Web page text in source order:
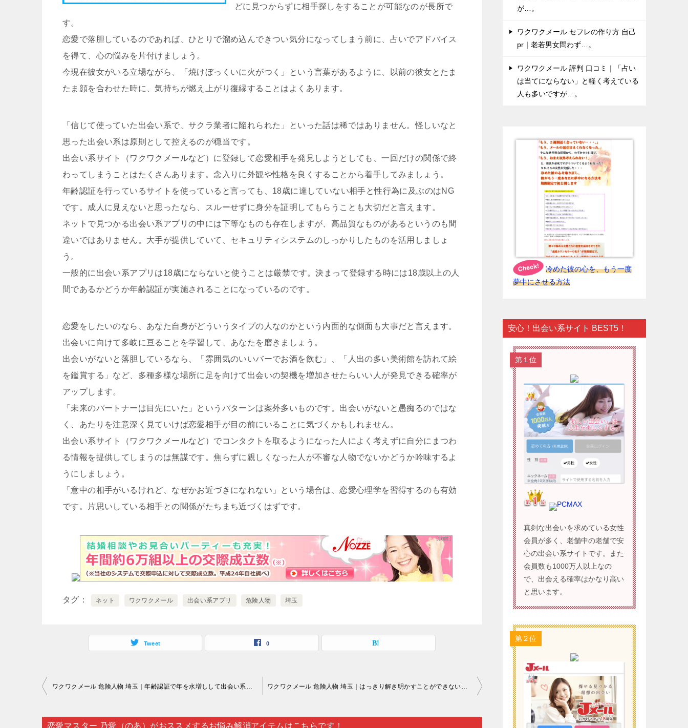
どに見つからずに相手探しをすることが可能なのが長所で
す。
恋愛で落胆しているのであれば、ひとりで溜め込んできつい気分になってしまう前に、占いでアドバイス
を得て、心の悩みを片付けましょう。
今現在彼女がいる立場ながら、「焼けぼっくいに火がつく」という言葉があるように、以前の彼女とたま
たま顔を合わせた時に、気持ちが燃え上がり復縁することはよくあります。
「信じて使っていた出会い系で、サクラ業者に陥れられた」といった話は稀ではありません。怪しいなと
思った出会い系は原則として控えるのが穏当です。
出会い系サイト（ワクワクメールなど）に登録して恋愛相手を発見しようとしても、一回だけの関係で終
わってしまうことはたくさんあります。念入りに外観や性格を良くすることから着手してみましょう。
年齢認証を行っているサイトを使っていると言っても、18歳に達していない相手と性行為に及ぶのはNG
です。成人に見えないと思ったなら、スルーせずに身分を証明してもらうことも大切だと言えます。
ネットで見つかる出会い系アプリの中には下等なものも存在しますが、高品質なものがあるというのも間
違いではありません。大手が提供していて、セキュリティシステムのしっかりしたものを活用しましょ
う。
一般的に出会い系アプリは18歳にならないと使うことは厳禁です。決まって登録する時には18歳以上の人
間であるかどうか年齢認証が実施されることになっているのです。
恋愛をしたいのなら、あなた自身がどういうタイプの人なのかという内面的な側面も大事だと言えます。
出会いに向けて多岐に亘ることを学習して、あなたを磨きましょう。
出会いがないと落胆しているなら、「雰囲気のいいバーでお酒を飲む」、「人出の多い美術館を訪れて絵
を鑑賞する」など、多種多様な場所に足を向けて出会いの契機を増加させたらいい人が発見できる確率が
アップします。
「未来のパートナーは目先にいた」というパターンは案外多いものです。出会いがないと愚痴るのではな
く、あたりを注意深く見ていけば恋愛相手が目の前にいることに気づくかもしれません。
出会い系サイト（ワクワクメールなど）でコンタクトを取るようになった人によく考えずに自分にまつわ
る情報を提供してしまうのは無謀です。焦らずに親しくなった人が不審な人物でないかどうか吟味するよ
うにしましょう。
「意中の相手がいるけれど、なぜかお近づきになれない」という場合は、恋愛心理学を習得するのも有効
です。片思いしている相手との関係がたちまち近づくはずです。
タグ ネット ワクワクメール 出会い系アプリ 危険人物 埼玉
Tweet 0
投
ナ
ワクワクメール 危険人物 埼玉｜年齢認証で年を水増しして出会い系サイト（ワクワクメールなど）を駆使するのはおすすめできません…。 ワクワクメール 危険人物 埼玉｜はっきり解き明かすことができないのが恋愛の悩みでしょう…。
恋愛マスター 乃愛（のあ）がおススメするお悩み解消アイテムはこちらです！
が…。
ワクワクメール セフレの作り方 自己
pr｜老若男女問わず…。
ワクワクメール 評判 口コミ｜「占い
は当てにならない」と軽く考えている
人も多いですが…。
冷めた彼の心を、もう一度
夢中にさせる方法
安心！出会い系サイト BEST5！
第１位
PCMAX
真剣な出会いを求めている女性
会員が多く、老舗中の老舗で安
心の出会い系サイトです。また
会員数も1000万人以上なの
で、出会える確率はかなり高い
と思います。
第２位